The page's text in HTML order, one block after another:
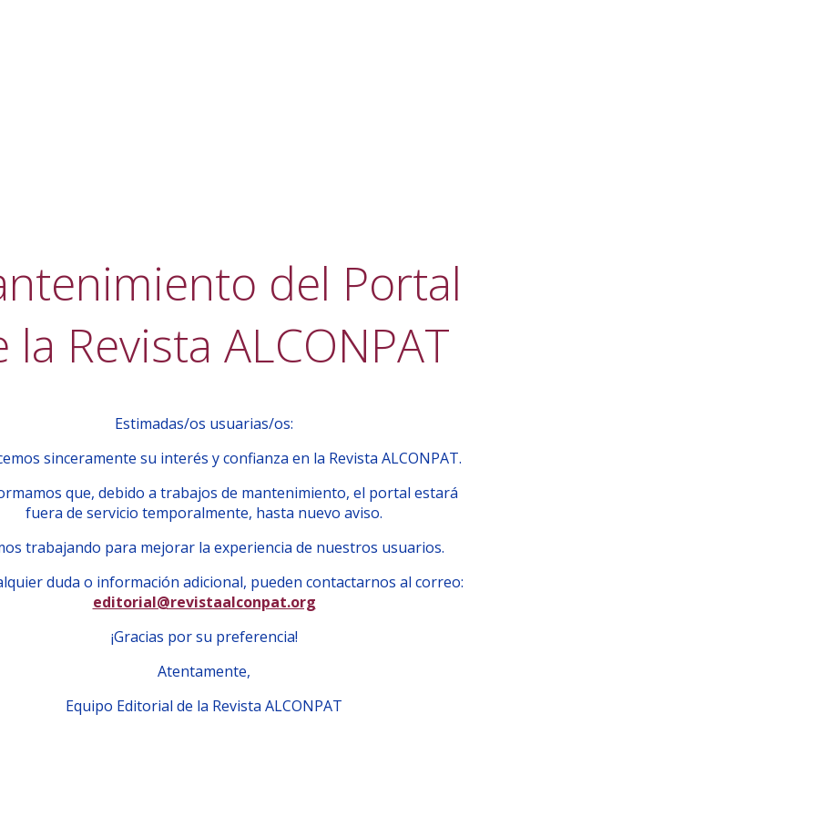
del Portal
la Revista ALCONPAT
Estimadas/os usuarias/os:
sinceramente su interés y confianza en la Revista ALCONPAT.
que, debido a trabajos de mantenimiento, el portal estará
fuera de servicio temporalmente, hasta nuevo aviso.
trabajando para mejorar la experiencia de nuestros usuarios.
duda o información adicional, pueden contactarnos al correo:
editorial@revistaalconpat.org
¡Gracias por su preferencia!
Atentamente,
Equipo Editorial de la Revista ALCONPAT